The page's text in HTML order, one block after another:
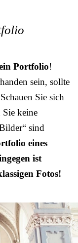
Portfolio!
sein, sollte
Sie sich
keine
sind
eines
ist
Fotos!